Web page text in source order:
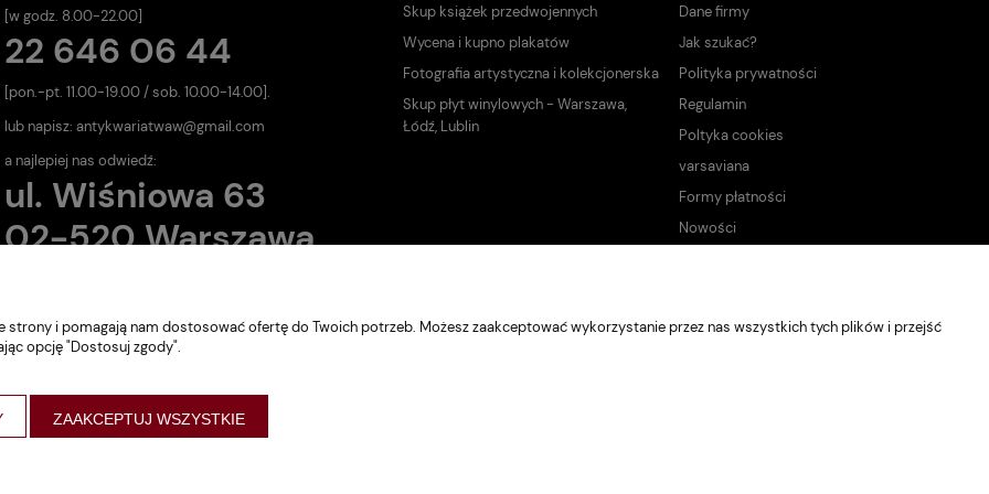
[w godz. 8.00-22.00]
22 646 06 44
[pon.-pt. 11.00-19.00 / sob. 10.00-14.00].
lub napisz: antykwariatwaw@gmail.com
a najlepiej nas odwiedź:
ul. Wiśniowa 63
02-520 Warszawa
Skup książek przedwojennych
Wycena i kupno plakatów
Fotografia artystyczna i kolekcjonerska
Skup płyt winylowych - Warszawa,
Łódź, Lublin
Dane firmy
Jak szukać?
Polityka prywatności
Regulamin
Poltyka cookies
varsaviana
Formy płatności
Nowości
strony i pomagają nam dostosować ofertę do Twoich potrzeb. Możesz zaakceptować wykorzystanie przez nas wszystkich tych plików i przejść
opcję "Dostosuj zgody".
ZAAKCEPTUJ WSZYSTKIE